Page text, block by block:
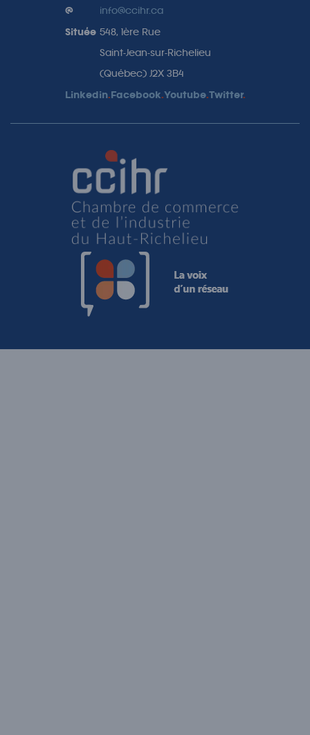
@ info@ccihr.ca
Située 548, 1ère Rue
Saint-Jean-sur-Richelieu
(Québec) J2X 3B4
Linkedin. Facebook Youtube. Twitter.